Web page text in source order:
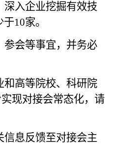
入企业挖掘有效技
于10家。
参会等事宜，并务必
和高等院校、科研院
现对接会常态化，请
信息反馈至对接会主